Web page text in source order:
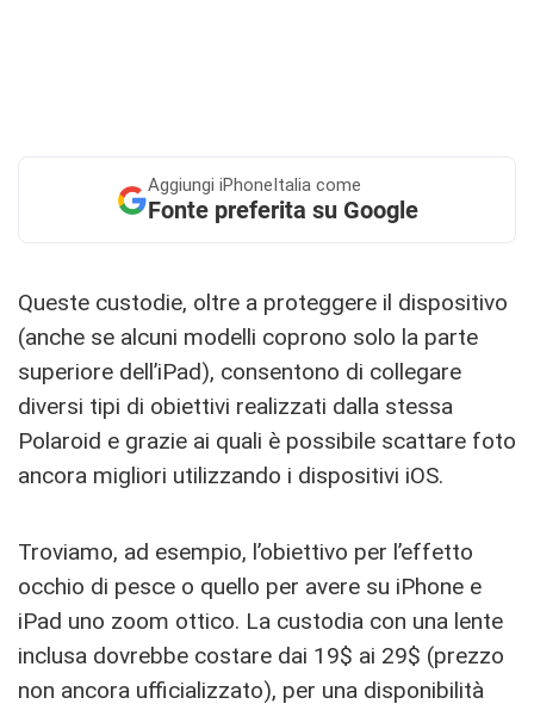
Aggiungi iPhoneItalia come
Fonte preferita su Google
Queste custodie, oltre a proteggere il dispositivo
(anche se alcuni modelli coprono solo la parte
superiore dell’iPad), consentono di collegare
diversi tipi di obiettivi realizzati dalla stessa
Polaroid e grazie ai quali è possibile scattare foto
ancora migliori utilizzando i dispositivi iOS.
Troviamo, ad esempio, l’obiettivo per l’effetto
occhio di pesce o quello per avere su iPhone e
iPad uno zoom ottico. La custodia con una lente
inclusa dovrebbe costare dai 19$ ai 29$ (prezzo
non ancora ufficializzato), per una disponibilità